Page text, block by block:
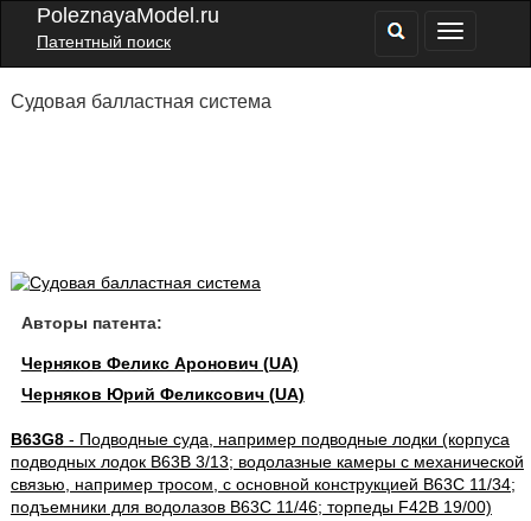
PoleznayaModel.ru
Патентный поиск
Судовая балластная система
Авторы патента:
Черняков Феликс Аронович (UA)
Черняков Юрий Феликсович (UA)
B63G8- Подводные суда, например подводные лодки (корпуса
подводных лодок B63B 3/13; водолазные камеры с механической
связью, например тросом, с основной конструкцией B63C 11/34;
подъемники для водолазов B63C 11/46; торпеды F42B 19/00)